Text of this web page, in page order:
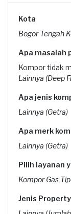
Kota
Bogor Tengah
Apa masalah
Kompor tidak
Lainnya (Deep
Apa jenis
Lainnya (Getra)
Apa merk
Lainnya (Getra)
Pilih layanan
Kompor Gas
Jenis